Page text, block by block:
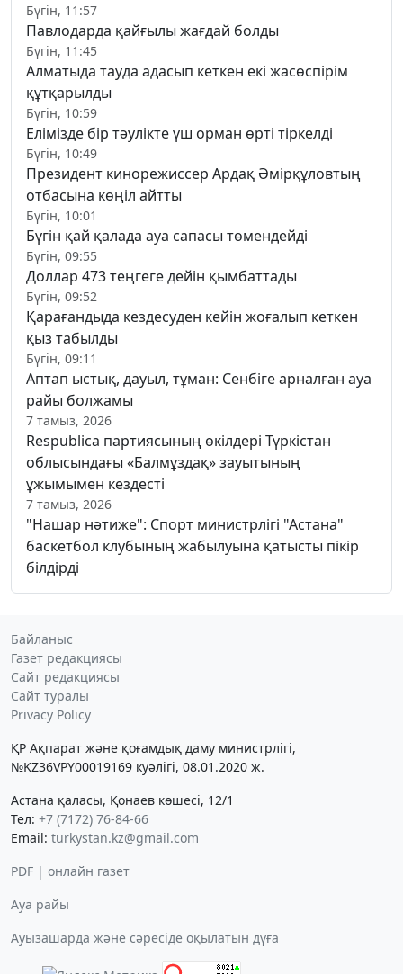
Бүгін, 11:57
Павлодарда қайғылы жағдай болды
Бүгін, 11:45
Алматыда тауда адасып кеткен екі жасөспірім
құтқарылды
Бүгін, 10:59
Елімізде бір тәулікте үш орман өрті тіркелді
Бүгін, 10:49
Президент кинорежиссер Ардақ Әмірқұловтың
отбасына көңіл айтты
Бүгін, 10:01
Бүгін қай қалада ауа сапасы төмендейді
Бүгін, 09:55
Доллар 473 теңгеге дейін қымбаттады
Бүгін, 09:52
Қарағандыда кездесуден кейін жоғалып кеткен
қыз табылды
Бүгін, 09:11
Аптап ыстық, дауыл, тұман: Сенбіге арналған ауа
райы болжамы
7 тамыз, 2026
Respublica партиясының өкілдері Түркістан
облысындағы «Балмұздақ» зауытының
ұжымымен кездесті
7 тамыз, 2026
"Нашар нәтиже": Спорт министрлігі "Астана"
баскетбол клубының жабылуына қатысты пікір
білдірді
Байланыс
Газет редакциясы
Сайт редакциясы
Сайт туралы
Privacy Policy
ҚР Ақпарат және қоғамдық даму министрлігі,
№KZ36VPY00019169 куәлігі, 08.01.2020 ж.
Астана қаласы, Қонаев көшесі, 12/1
Тел: +7 (7172) 76-84-66
Email: turkystan.kz@gmail.com
PDF | онлайн газет
Ауа райы
Ауызашарда және сәресіде оқылатын дұға